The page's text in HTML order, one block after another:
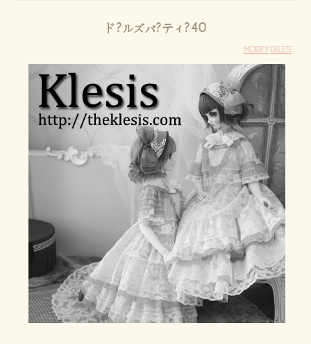
ド?ルズパ?ティ?40
MODIFY DELETE